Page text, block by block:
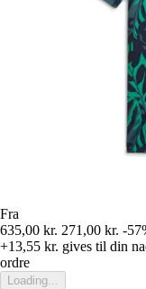
Fra
635,00 kr. 271,00 kr. -
+13,55 kr. gives til din
ordre
Loading...